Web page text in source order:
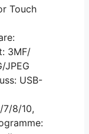
Touch
3MF/
JPEG
USB-
7/8/10,